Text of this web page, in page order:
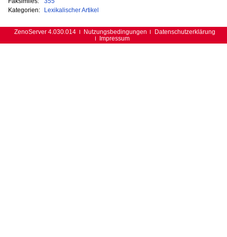
Kategorien:
Lexikalischer Artikel
ZenoServer 4.030.014 Nutzungsbedingungen
Datenschutzerklärung
Impressum